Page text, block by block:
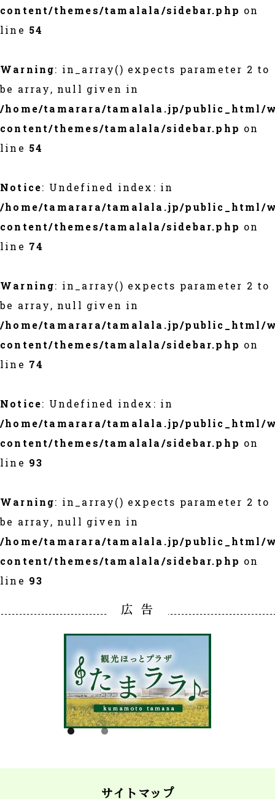
content/themes/tamalala/sidebar.php on
line 54
Warning: in_array() expects parameter 2 to
be array, null given in
/home/tamarara/tamalala.jp/public_html/
content/themes/tamalala/sidebar.php on
line 54
Notice: Undefined index: in
/home/tamarara/tamalala.jp/public_html/
content/themes/tamalala/sidebar.php on
line 74
Warning: in_array() expects parameter 2 to
be array, null given in
/home/tamarara/tamalala.jp/public_html/
content/themes/tamalala/sidebar.php on
line 74
Notice: Undefined index: in
/home/tamarara/tamalala.jp/public_html/
content/themes/tamalala/sidebar.php on
line 93
Warning: in_array() expects parameter 2 to
be array, null given in
/home/tamarara/tamalala.jp/public_html/
content/themes/tamalala/sidebar.php on
line 93
広 告
サイトマップ